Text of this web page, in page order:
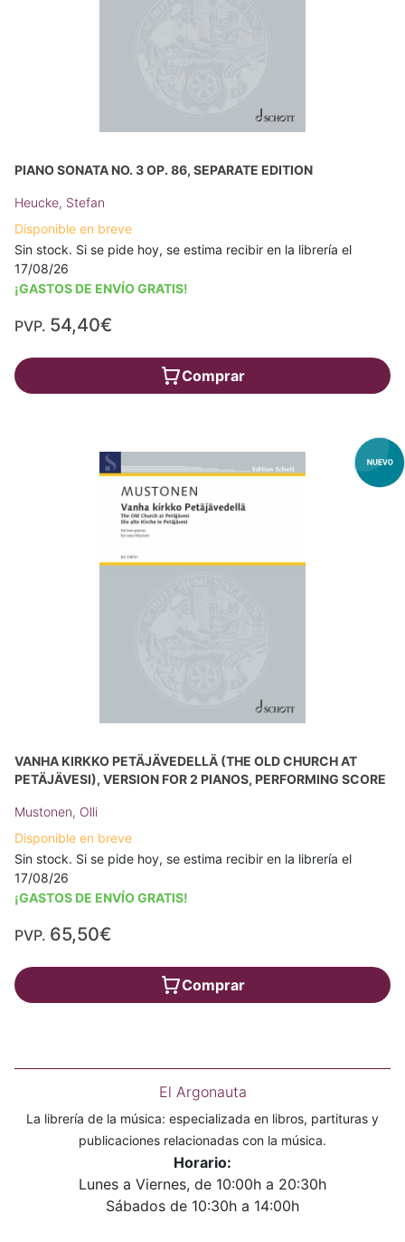
PIANO SONATA NO. 3 OP. 86, SEPARATE EDITION
Heucke, Stefan
Disponible en breve
Sin stock. Si se pide hoy, se estima recibir en la librería el
17/08/26
¡GASTOS DE ENVÍO GRATIS!
PVP. 54,40€
Comprar
VANHA KIRKKO PETÄJÄVEDELLÄ (THE OLD CHURCH AT
PETÄJÄVESI), VERSION FOR 2 PIANOS, PERFORMING SCORE
Mustonen, Olli
Disponible en breve
Sin stock. Si se pide hoy, se estima recibir en la librería el
17/08/26
¡GASTOS DE ENVÍO GRATIS!
PVP. 65,50€
Comprar
El Argonauta
La librería de la música: especializada en libros, partituras y
publicaciones relacionadas con la música.
Horario:
Lunes a Viernes, de 10:00h a 20:30h
Sábados de 10:30h a 14:00h